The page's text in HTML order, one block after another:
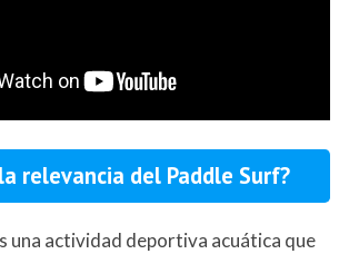
relevancia del Paddle Surf?
una actividad deportiva acuática que